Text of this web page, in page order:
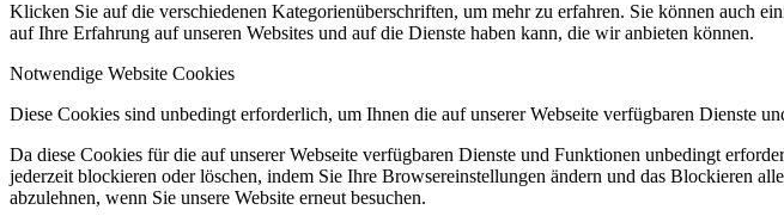
Klicken Sie auf die verschiedenen Kategorienüberschriften, um mehr zu erfahren. Sie können auch
auf Ihre Erfahrung auf unseren Websites und auf die Dienste haben kann, die wir anbieten können.
Notwendige Website Cookies
Diese Cookies sind unbedingt erforderlich, um Ihnen die auf unserer Webseite verfügbaren Dienste
Da diese Cookies für die auf unserer Webseite verfügbaren Dienste und Funktionen unbedingt
jederzeit blockieren oder löschen, indem Sie Ihre Browsereinstellungen ändern und das Blockieren
abzulehnen, wenn Sie unsere Website erneut besuchen.